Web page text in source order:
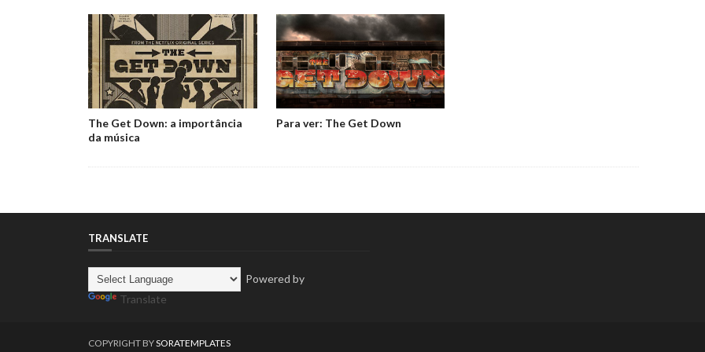
The Get Down: a importância
da música
Para ver: The Get Down
TRANSLATE
Powered by
Translate
COPYRIGHT BYSORATEMPLATES